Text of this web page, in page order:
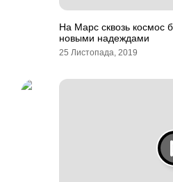
На Марс сквозь космос
новыми надеждами
25 Листопада, 2019